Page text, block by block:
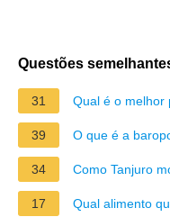
Questões
31 Qual é o melhor
39 O que é a
34 Como Tanjuro
17 Qual alimento